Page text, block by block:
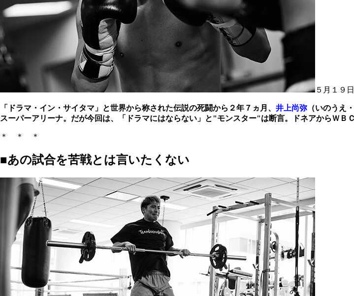
５月１９
「ドラマ・イン・サイタマ」と世界から称された伝説の死闘から２年７ヵ月、 井上尚弥 （いのうえ
スーパーアリーナ。だが今回は、「ドラマにはならない」と"モンスター"は断言。ドネアからＷＢ
＊ ＊ ＊
■あの試合を苦戦とは言いたくない